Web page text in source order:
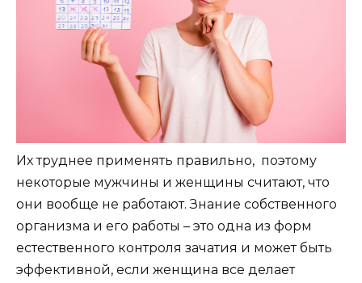
Их труднее применять правильно, поэтому
некоторые мужчины и женщины считают, что
они вообще не работают. Знание собственного
организма и его работы – это одна из форм
естественного контроля зачатия и может быть
эффективной, если женщина все делает